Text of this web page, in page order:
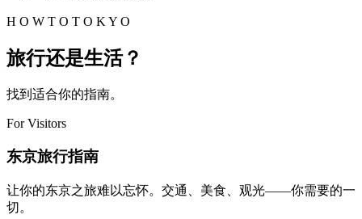
H O W T O T O K Y O
旅行还是生活？
找到适合你的指南。
For Visitors
东京旅行指南
让你的东京之旅难以忘怀。交通、美食、观光——你需要的一
切。